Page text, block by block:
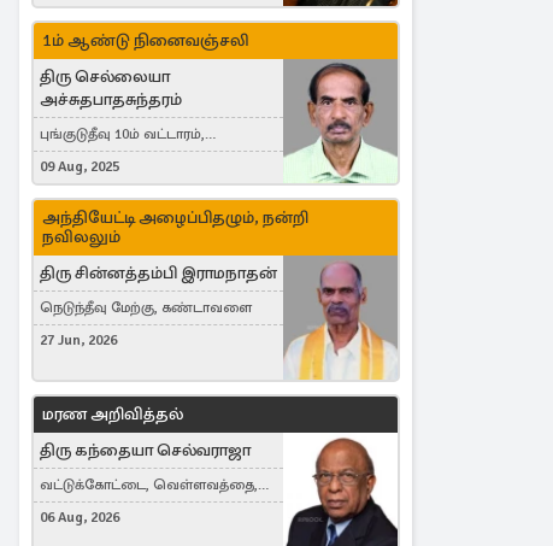
1ம் ஆண்டு நினைவஞ்சலி
திரு செல்லையா
அச்சுதபாதசுந்தரம்
புங்குடுதீவு 10ம் வட்டாரம்,
கொள்ளுப்பிட்டி
09 Aug, 2025
அந்தியேட்டி அழைப்பிதழும், நன்றி
நவிலலும்
திரு சின்னத்தம்பி இராமநாதன்
நெடுந்தீவு மேற்கு, கண்டாவளை
27 Jun, 2026
மரண அறிவித்தல்
திரு கந்தையா செல்வராஜா
வட்டுக்கோட்டை, வெள்ளவத்தை,
Toronto, Canada
06 Aug, 2026